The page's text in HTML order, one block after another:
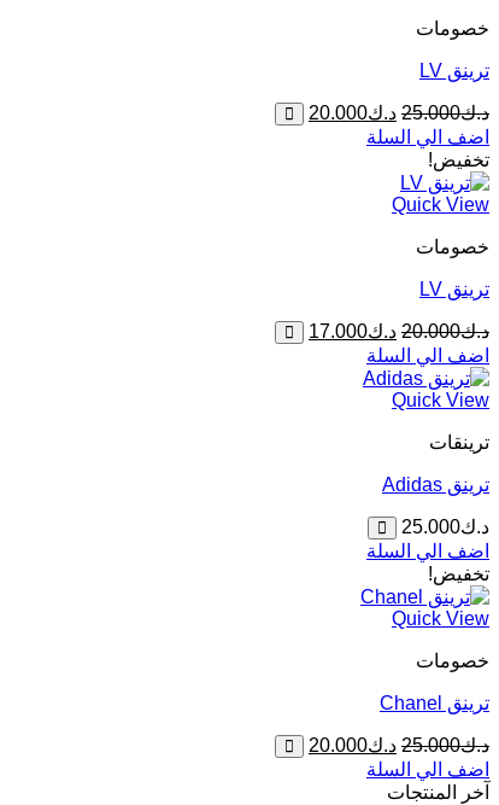
خصومات
ترينق LV
د.ك25.000 السعر
الأصلي
د.ك20.000 السعر
اضف الي السلة
تخفيض!
Quick View
خصومات
ترينق LV
د.ك20.000 السعر
الأصلي
هو:
د.ك20.000.
د.ك17.000 السعر
اضف الي السلة
Quick View
ترينقات
ترينق Adidas
د.ك25.000
اضف الي السلة
تخفيض!
Quick View
خصومات
ترينق Chanel
د.ك25.000 السعر
الأصلي
هو:
د.ك20.000 السعر
اضف الي السلة
آخر المنتجات